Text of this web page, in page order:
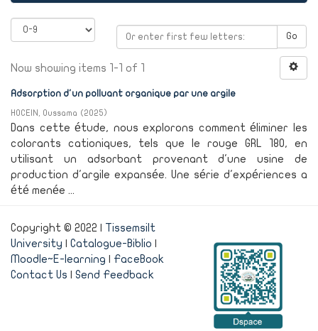
Go
Now showing items 1-1 of 1
Adsorption d'un polluant organique par une argile
HOCEIN, Oussama (2025)
Dans cette étude, nous explorons comment éliminer les
colorants cationiques, tels que le rouge GRL 180, en
utilisant un adsorbant provenant d'une usine de
production d'argile expansée. Une série d'expériences a
été menée ...
Copyright © 2022 | Tissemsilt
University
Catalogue-Biblio
Moodle~E-learning
FaceBook
Contact Us
Send Feedback